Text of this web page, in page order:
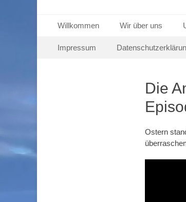
Primäres Menü
Inhalt
Willkommen Wir über uns
Sekundäres Menü
Inhalt
Impressum
Die
Ostern